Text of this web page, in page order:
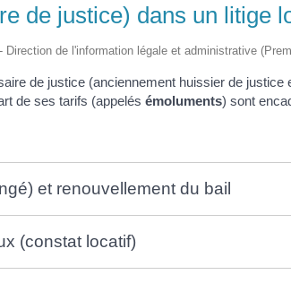
de justice) dans un litige
Direction de l'information légale et administrative
de justice (anciennement huissier de
de ses tarifs (appelés émoluments) sont
et renouvellement du bail
(constat locatif)